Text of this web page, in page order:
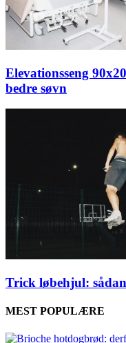
Elevationsseng
bedre søvn
Trick løbehjul:
MEST POPULÆRE